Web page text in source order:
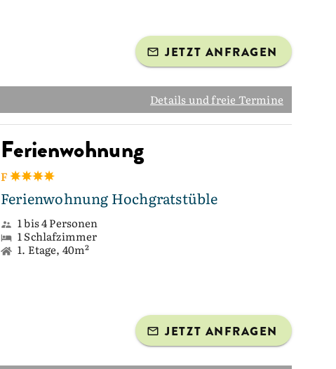
JETZT ANFRAGEN
Details und freie Termine
Ferienwohnung
F
Ferienwohnung Hochgratstüble
1 bis 4 Personen
1 Schlafzimmer
1. Etage, 40m²
JETZT ANFRAGEN